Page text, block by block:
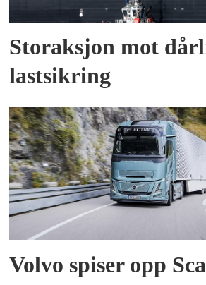
Storaksjon mot
lastsikring
Volvo spiser opp